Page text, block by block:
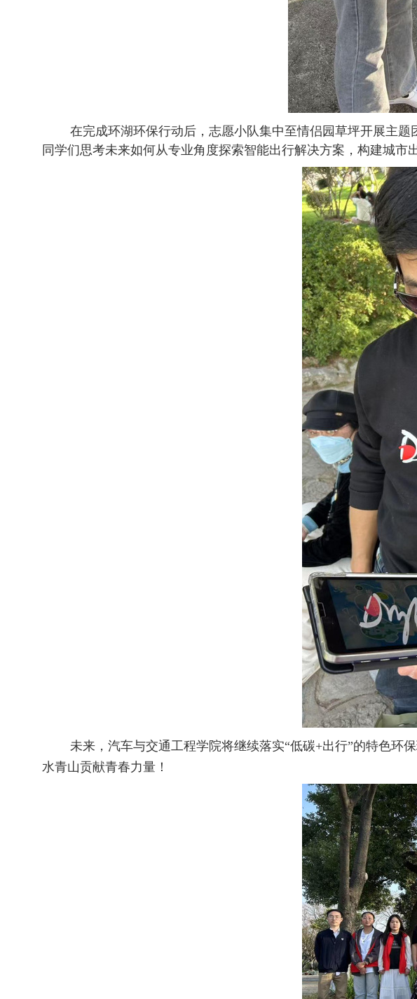
在完成环湖环保行动后， 志愿小队集中至情侣园草坪开展主题
同学们思考未来如何从专业角度探索智能出行解决方案，构建城市
未来 ， 汽车与交通工程学院将继续落实“低碳+出行”的特色环
水青山贡献青春力量！